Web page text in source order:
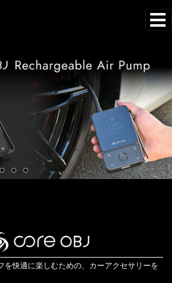
を快適に楽しむための、カーアクセサリーを